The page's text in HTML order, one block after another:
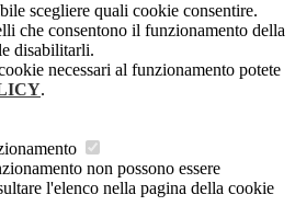
scegliere quali cookie consentire.
che consentono il funzionamento della
disabilitarli.
necessari al funzionamento potete
.
non possono essere
l'elenco nella pagina della cookie